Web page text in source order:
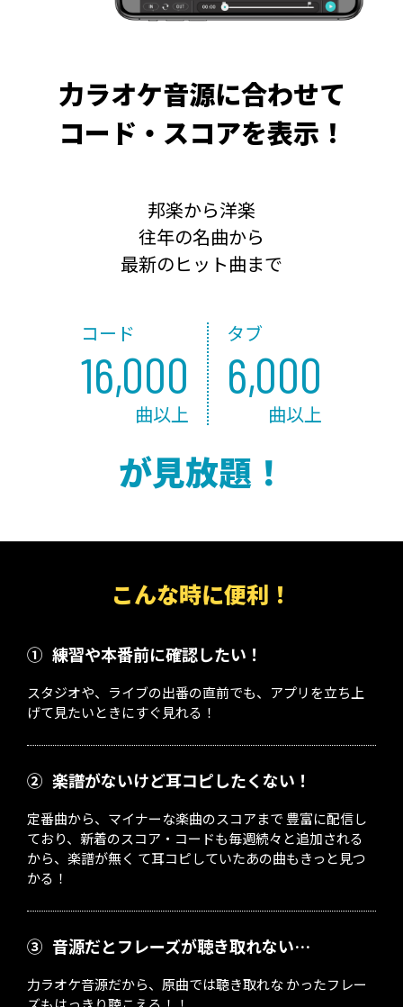
力ラオケ音源に合わせて
コード・スコアを表示！
邦楽から洋楽
往年の名曲から
最新のヒット曲まで
コード
16,000
曲以上
タブ
6,000
曲以上
が見放題！
こんな時に便利！
① 練習や本番前に確認したい！
スタジオや、ライブの出番の直前でも、アプリを立ち上
げて見たいときにすぐ見れる！
② 楽譜がないけど耳コピしたくない！
定番曲から、マイナーな楽曲のスコアまで 豊富に配信し
ており、新着のスコア・コードも毎週続々と追加される
から、楽譜が無く て耳コピしていたあの曲もきっと見つ
かる！
③ 音源だとフレーズが聴き取れない…
力ラオケ音源だから、原曲では聴き取れな かったフレー